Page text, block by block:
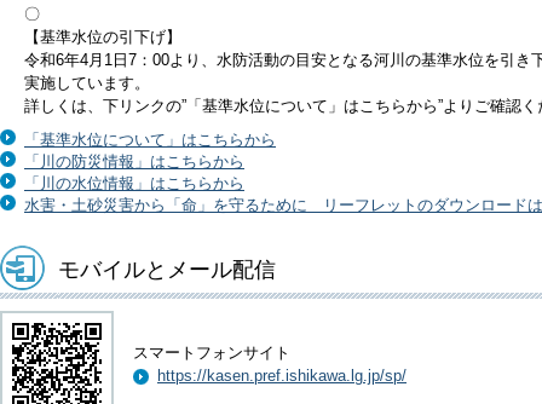
〇
【基準水位の引下げ】
令和6年4月1日7：00より、水防活動の目安となる河川の基準水位を引き
実施しています。
詳しくは、下リンクの”「基準水位について」はこちらから”よりご確認く
「基準水位について」はこちらから
「川の防災情報」はこちらから
「川の水位情報」はこちらから
水害・土砂災害から「命」を守るために リーフレットのダウンロード
モバイルとメール配信
スマートフォンサイト
https://kasen.pref.ishikawa.lg.jp/sp/